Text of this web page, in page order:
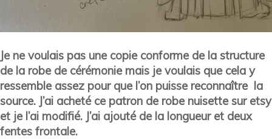
Je ne voulais pas une copie conforme de la structure
de la robe de cérémonie mais je voulais que cela y
ressemble assez pour que l’on puisse reconnaître la
source. J’ai acheté ce patron de robe nuisette sur etsy
et je l’ai modifié. J’ai ajouté de la longueur et deux
fentes frontale.